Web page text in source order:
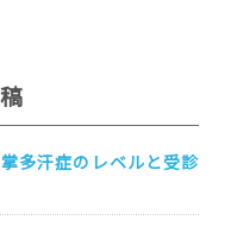
多汗症のレベルと受診